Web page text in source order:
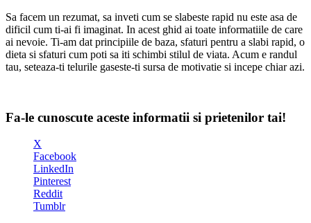
Sa facem un rezumat, sa inveti cum se slabeste rapid nu este asa de
dificil cum ti-ai fi imaginat. In acest ghid ai toate informatiile de care
ai nevoie. Ti-am dat principiile de baza, sfaturi pentru a slabi rapid, o
dieta si sfaturi cum poti sa iti schimbi stilul de viata. Acum e randul
tau, seteaza-ti telurile gaseste-ti sursa de motivatie si incepe chiar azi.
Fa-le cunoscute aceste informatii si prietenilor tai!
X
Facebook
LinkedIn
Pinterest
Reddit
Tumblr